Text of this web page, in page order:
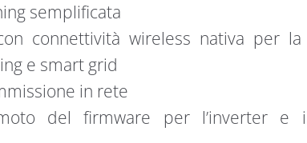
semplificata
connettività wireless nativa per la
e smart grid
in rete
del firmware per l’inverter e